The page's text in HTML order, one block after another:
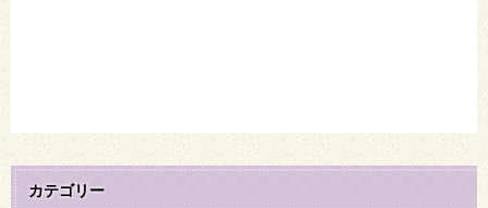
カテゴリー